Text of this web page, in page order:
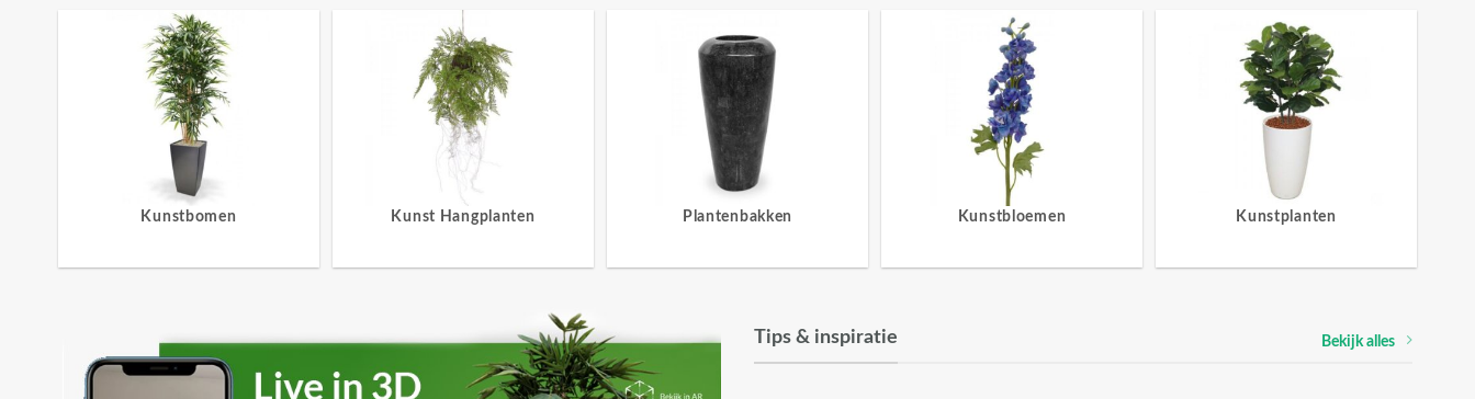
Kunstbomen Kunst Hangplanten Plantenbakken Kunstbloemen Kunstplanten
Tips & inspiratie Bekijk alles